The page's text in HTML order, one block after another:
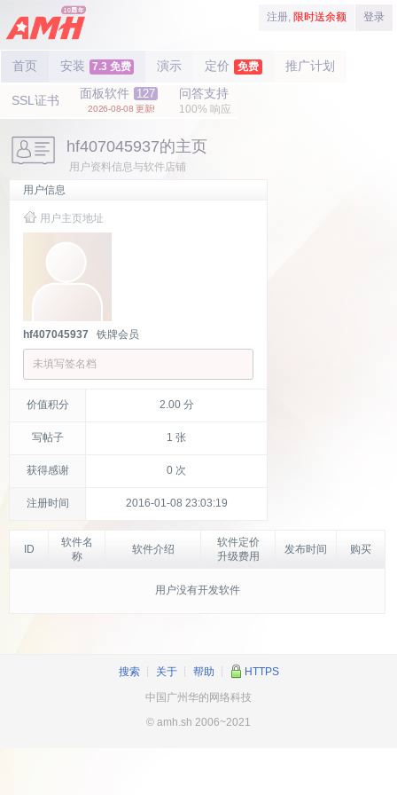
注册, 限时送余额 登录
首页 安装 7.3 免费 演示 定价 免费 推广计划
SSL证书 面板软件 127
2026-08-08 更新!
问答支持
100% 响应
hf407045937的主页
用户资料信息与软件店铺
用户信息
用户主页地址
hf407045937 铁牌会员
未填写签名档
价值积分 2.00 分
写帖子 1 张
获得感谢 0 次
注册时间 2016-01-08 23:03:19
ID
软件名
称
软件介绍
软件定价
升级费用
发布时间 购买
用户没有开发软件
搜索┊ 关于┊ 帮助 HTTPS
中国广州华的网络科技
© amh.sh 2006~2021